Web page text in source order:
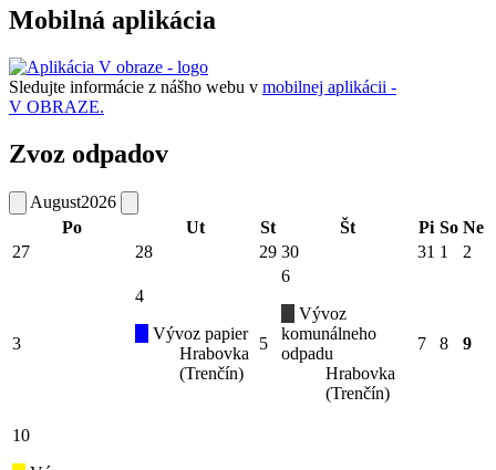
Mobilná aplikácia
Sledujte informácie z nášho webu v mobilnej aplikácii -
V OBRAZE.
Zvoz odpadov
August2026
Po
Ut St Št Pi So Ne
27
28 29 30 31 1 2
3
4
Vývoz papier
Hrabovka
(Trenčín)
5
6
Vývoz
komunálneho
odpadu
Hrabovka
(Trenčín)
7 8 9
10